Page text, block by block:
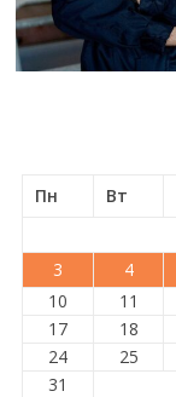
Пн
Вт
3
4
10
11
17
18
24
25
31